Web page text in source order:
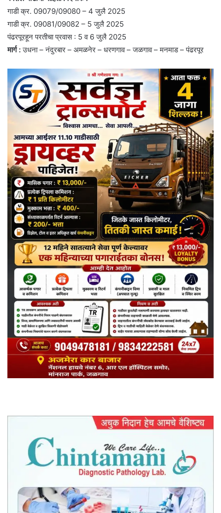
गाडी क्र. 09079/09080 – 4 जुलै 2025
गाडी क्र. 09081/09082 – 5 जुलै 2025
पंढरपूरहून परतीचा प्रवास : 5 व 6 जुलै 2025
मार्ग :उधना – नंदुरबार – अमळनेर – धरणगाव – जळगाव – मनमाड – पंढरपूर